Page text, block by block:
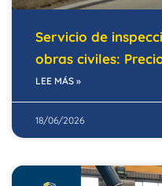
Servicio de
obras civiles:
LEE MÁS »
18/06/2026